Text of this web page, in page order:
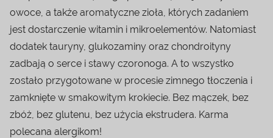
owoce, a także aromatyczne zioła, których zadaniem
jest dostarczenie witamin i mikroelementów. Natomiast
dodatek tauryny, glukozaminy oraz chondroityny
zadbają o serce i stawy czoronoga. A to wszystko
zostało przygotowane w procesie zimnego tłoczenia i
zamknięte w smakowitym krokiecie. Bez mączek, bez
zbóż, bez glutenu, bez użycia ekstrudera. Karma
polecana alergikom!